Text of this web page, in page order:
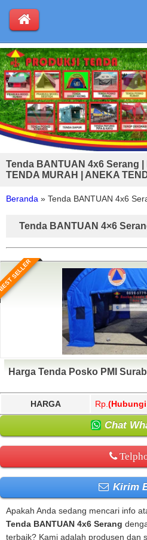
Tenda BANTUAN 4x6 Serang |
TENDA MURAH | ANEKA
Beranda » Tenda BANTUAN 4x6
Tenda BANTUAN 4×6
SELLER
Harga Tenda Posko PMI
HARGA Rp. (Hubungi
Chat
Kirim
Apakah Anda sedang mencari info
Tenda BANTUAN 4x6 Serang
terbaik? Kami adalah produsen dan